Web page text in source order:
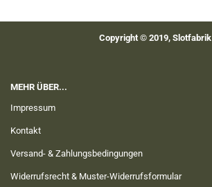
Copyright © 2019, Slotfabrik
MEHR ÜBER...
Impressum
Kontakt
Versand- & Zahlungsbedingungen
Widerrufsrecht & Muster-Widerrufsformular